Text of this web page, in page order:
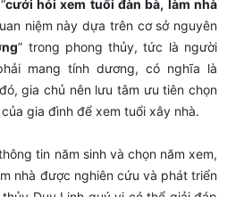
cưới hỏi xem tuổi đàn bà, làm nhà
niệm này dựa trên cơ sở nguyên
” trong phong thủy, tức là người
mang tính dương, có nghĩa là
gia chủ nên lưu tâm ưu tiên chọn
gia đình để xem tuổi xây nhà.
tin năm sinh và chọn năm xem,
nhà được nghiên cứu và phát triển